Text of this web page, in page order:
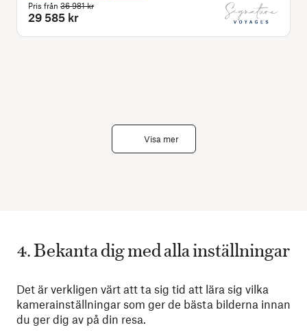
Pris från 36 981 kr
29 585 kr
Visa mer
4. Bekanta dig med alla inställningar
Det är verkligen värt att ta sig tid att lära sig vilka
kamerainställningar som ger de bästa bilderna innan
du ger dig av på din resa.